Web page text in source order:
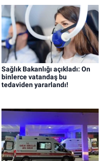
Sağlık Bakanlığı açıkladı: On
binlerce vatandaş bu
tedaviden yararlandı!